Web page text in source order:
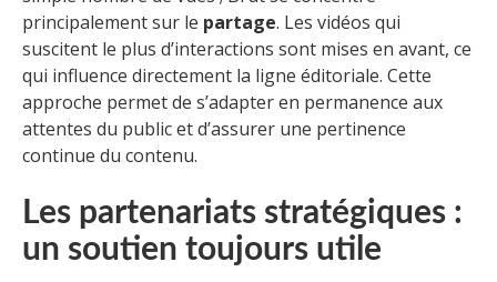
principalement sur le partage. Les vidéos qui
suscitent le plus d’interactions sont mises en avant, ce
qui influence directement la ligne éditoriale. Cette
approche permet de s’adapter en permanence aux
attentes du public et d’assurer une pertinence
continue du contenu.
Les partenariats stratégiques :
un soutien toujours utile